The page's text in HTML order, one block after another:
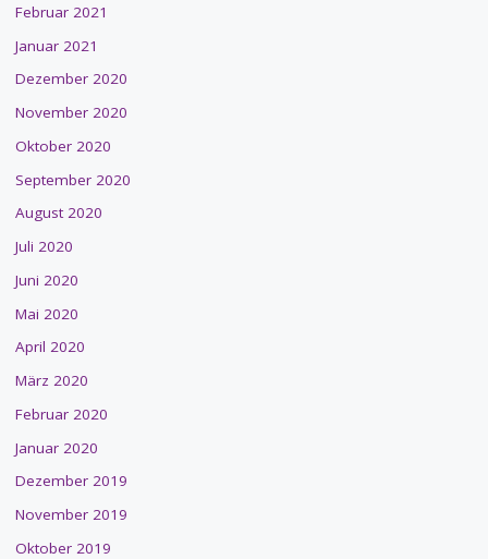
Februar 2021
Januar 2021
Dezember 2020
November 2020
Oktober 2020
September 2020
August 2020
Juli 2020
Juni 2020
Mai 2020
April 2020
März 2020
Februar 2020
Januar 2020
Dezember 2019
November 2019
Oktober 2019